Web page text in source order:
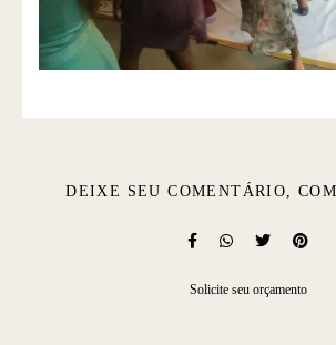
DEIXE SEU COMENTÁRIO,
Solicite seu orçamento